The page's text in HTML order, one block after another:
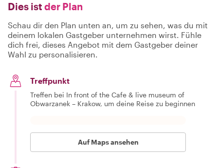
Dies ist der Plan
Schau dir den Plan unten an, um zu sehen, was du mit
deinem lokalen Gastgeber unternehmen wirst. Fühle
dich frei, dieses Angebot mit dem Gastgeber deiner
Wahl zu personalisieren.
Treffpunkt
Treffen bei In front of the Cafe & live museum of
Obwarzanek – Krakow, um deine Reise zu beginnen
Auf Maps ansehen